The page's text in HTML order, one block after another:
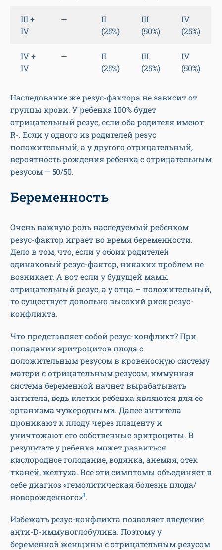
III +
IV
—
II
(25%)
III
(50%)
IV
(25%)
IV +
IV
—
II
(25%)
III
(25%)
IV
(50%)
Наследование же резус-фактора не зависит от
группы крови. У ребенка 100% будет
отрицательный резус, если оба родителя имеют
R-. Если у одного из родителей резус
положительный, а у другого отрицательный,
вероятность рождения ребенка с отрицательным
резусом – 50/50.
Беременность
Очень важную роль наследуемый ребенком
резус-фактор играет во время беременности.
Дело в том, что, если у обоих родителей
одинаковый резус-фактор, никаких проблем не
возникает. А вот если у будущей мамы
отрицательный резус, а у отца – положительный,
то существует довольно высокий риск резус-
конфликта.
Что представляет собой резус-конфликт? При
попадании эритроцитов плода с
положительным резусом в кровеносную систему
матери с отрицательным резусом, иммунная
система беременной начнет вырабатывать
антитела, ведь клетки ребенка являются для ее
организма чужеродными. Далее антитела
проникают к плоду через плаценту и
уничтожают его собственные эритроциты. В
результате у ребенка может развиться
кислородное голодание, водянка, анемия, отек
тканей, желтуха. Все эти симптомы объединяет в
себе диагноз «гемолитическая болезнь плода/
новорожденного»3.
Избежать резус-конфликта позволяет введение
анти-D-иммуноглобулина. Поэтому у
беременной женщины с отрицательным резусом